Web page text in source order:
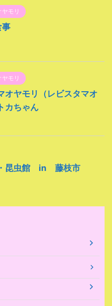
モリ
事
モリ
オヤモリ（レビスタマオ
カちゃん
昆虫館 in 藤枝市